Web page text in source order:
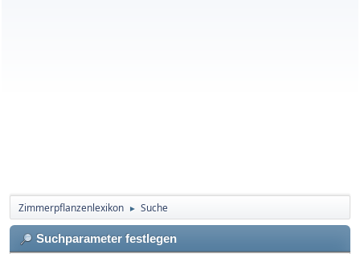
Zimmerpflanzenlexikon ► Suche
Suchparameter festlegen